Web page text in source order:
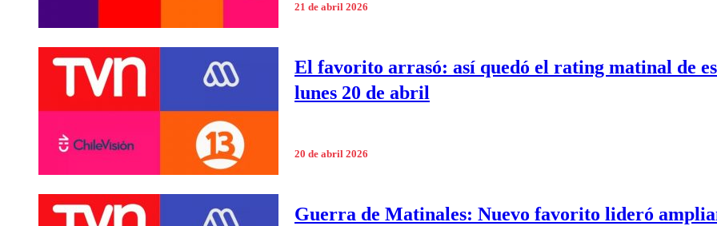
21 de abril 2026
El favorito arrasó: así quedó el rating matinal de
lunes 20 de abril
20 de abril 2026
Guerra de Matinales: Nuevo favorito lideró